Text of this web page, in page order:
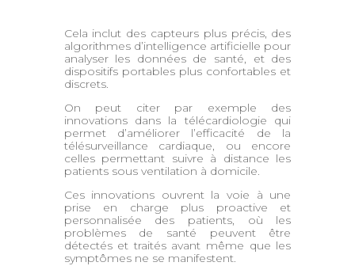
Cela inclut des capteurs plus précis, des
algorithmes d’intelligence artificielle pour
analyser les données de santé, et des
dispositifs portables plus confortables et
discrets.
On peut citer par exemple des
innovations dans la télécardiologie qui
permet d’améliorer l’efficacité de la
télésurveillance cardiaque, ou encore
celles permettant suivre à distance les
patients sous ventilation à domicile.
Ces innovations ouvrent la voie à une
prise en charge plus proactive et
personnalisée des patients, où les
problèmes de santé peuvent être
détectés et traités avant même que les
symptômes ne se manifestent.